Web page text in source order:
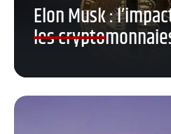
Elon Musk :
les